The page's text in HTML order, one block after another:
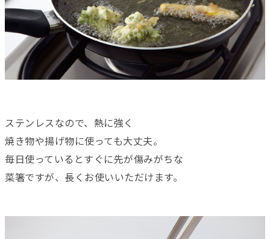
ステンレスなので、熱に強く
焼き物や揚げ物に使っても大丈夫。
毎日使っているとすぐに先が傷みがちな
菜箸ですが、長くお使いいただけます。